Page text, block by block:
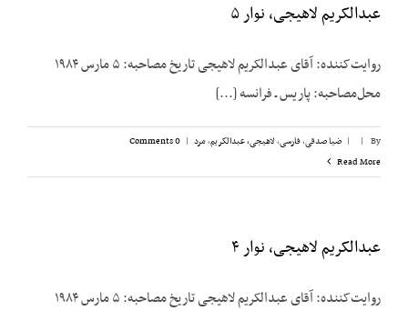
عبدالکریم لاهیجی، نوار ۵
روایت‌کننده: آقای عبدالکریم لاهیجی تاریخ مصاحبه: ۵ مارس ۱۹۸۴
محل‌مصاحبه: پاریس ـ فرانسه [...]
By
|
| ضیا صدقی,فارسی,لاهیجی، عبدالکریم,مرد |
0 Comments
Read More
عبدالکریم لاهیجی، نوار ۴
روایت‌کننده: آقای عبدالکریم لاهیجی تاریخ مصاحبه: ۵ مارس ۱۹۸۴